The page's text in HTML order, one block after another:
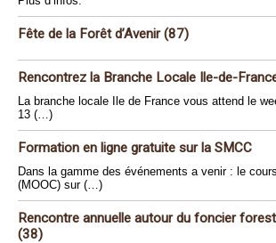
Fête de la Forêt d’Avenir (87)
Rencontrez la Branche Locale Ile-de-
La branche locale Ile de France vous attend le
13 (…)
Formation en ligne gratuite sur la SMCC
Dans la gamme des événements a venir : le
(MOOC) sur (…)
Rencontre annuelle autour du foncier
(38)